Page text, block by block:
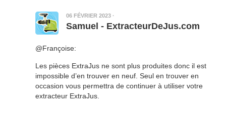
06 FÉVRIER 2023 ·
Samuel - ExtracteurDeJus.com
@Françoise:
Les pièces ExtraJus ne sont plus produites donc il est
impossible d’en trouver en neuf. Seul en trouver en
occasion vous permettra de continuer à utiliser votre
extracteur ExtraJus.